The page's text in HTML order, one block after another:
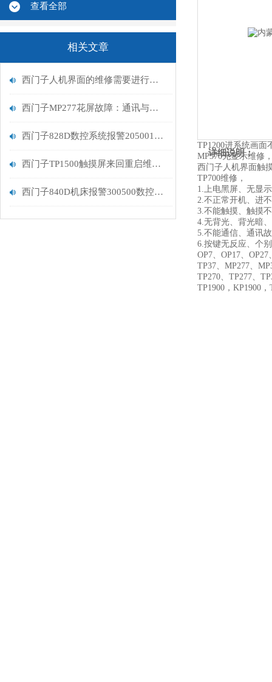
查看全部
相关文章
西门子人机界面的维修需要进行精细的系统排查
西门子MP277花屏故障：通讯与屏幕问题的排查手册
西门子828D数控系统报警205001处理
西门子TP1500触摸屏来回重启维修排除
西门子840D机床报警300500数控系统伺服驱动器故障维修修复
详细说明：
TP1200进系统画面
MP370无显示维修
西门子人机界面触
TP700维修，
1.上电黑屏、无显
2.不正常开机、进
3.不能触摸、触摸
4.无背光、背光暗
5.不能通信、通讯
6.按键无反应、个
OP7、OP17、
TP37、MP277、
TP270、TP277、
TP1900，KP1900